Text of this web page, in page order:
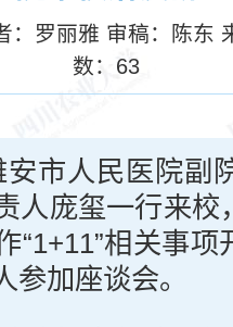
：罗丽雅 审稿：陈东
数： 63
市人民医院副
人庞玺一行来校
“1+11”相关事
加座谈会。